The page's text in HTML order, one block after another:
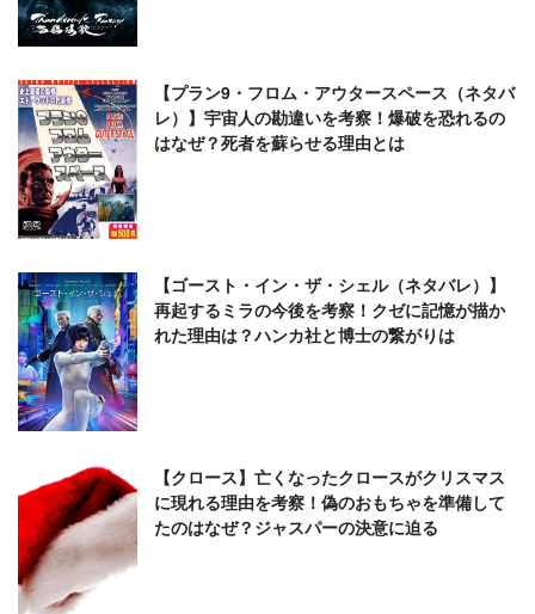
【プラン9・フロム・アウタースペース（ネタバ
レ）】宇宙人の勘違いを考察！爆破を恐れるの
はなぜ？死者を蘇らせる理由とは
【ゴースト・イン・ザ・シェル（ネタバレ）】
再起するミラの今後を考察！クゼに記憶が描か
れた理由は？ハンカ社と博士の繋がりは
【クロース】亡くなったクロースがクリスマス
に現れる理由を考察！偽のおもちゃを準備して
たのはなぜ？ジャスパーの決意に迫る